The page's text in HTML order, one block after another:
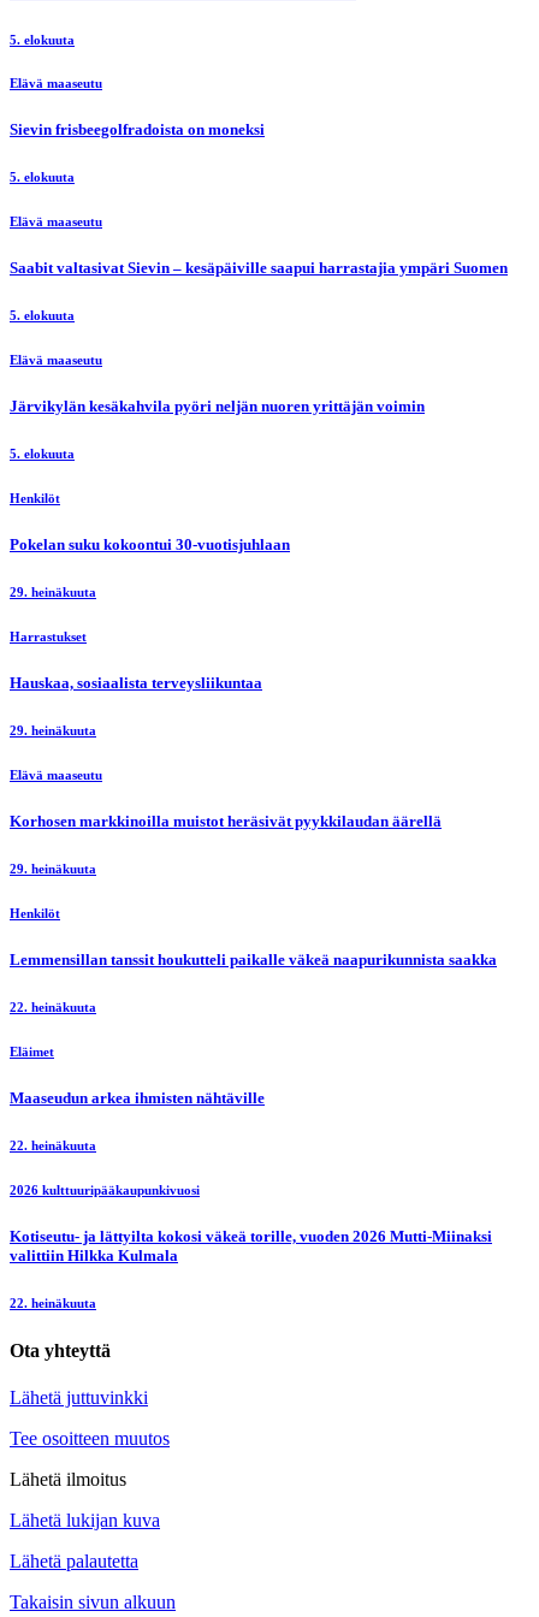
5. elokuuta
Elävä maaseutu
Sievin frisbeegolfradoista on moneksi
5. elokuuta
Elävä maaseutu
Saabit valtasivat Sievin – kesäpäiville saapui harrastajia ympäri Suomen
5. elokuuta
Elävä maaseutu
Järvikylän kesäkahvila pyöri neljän nuoren yrittäjän voimin
5. elokuuta
Henkilöt
Pokelan suku kokoontui 30-vuotisjuhlaan
29. heinäkuuta
Harrastukset
Hauskaa, sosiaalista terveysliikuntaa
29. heinäkuuta
Elävä maaseutu
Korhosen markkinoilla muistot heräsivät pyykkilaudan äärellä
29. heinäkuuta
Henkilöt
Lemmensillan tanssit houkutteli paikalle väkeä naapurikunnista saakka
22. heinäkuuta
Eläimet
Maaseudun arkea ihmisten nähtäville
22. heinäkuuta
2026 kulttuuripääkaupunkivuosi
Kotiseutu- ja lättyilta kokosi väkeä torille, vuoden 2026 Mutti-Miinaksi
valittiin Hilkka Kulmala
22. heinäkuuta
Ota yhteyttä
Lähetä juttuvinkki
Tee osoitteen muutos
Lähetä ilmoitus
Lähetä lukijan kuva
Lähetä palautetta
Takaisin sivun alkuun